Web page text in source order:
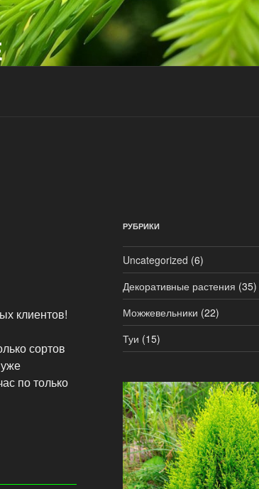
клиентов!
сортов
по только
РУБРИКИ
Uncategorized (6)
Декоративные растения (35)
Можжевельники (22)
Туи (15)